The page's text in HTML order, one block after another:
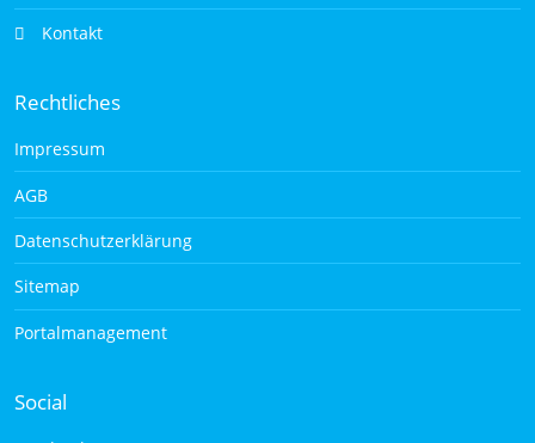
Kontakt
Rechtliches
Impressum
AGB
Datenschutzerklärung
Sitemap
Portalmanagement
Social